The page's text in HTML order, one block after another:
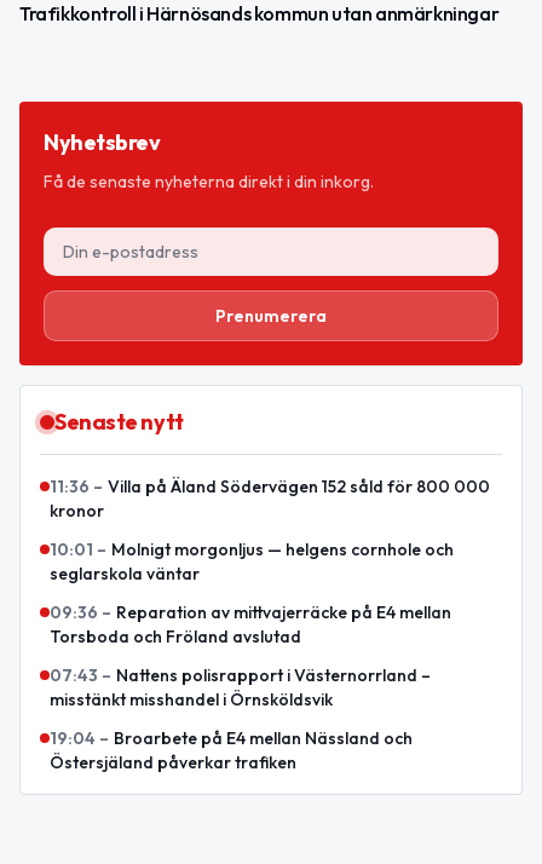
Trafikkontroll i Härnösands kommun utan anmärkningar
Nyhetsbrev
Få de senaste nyheterna direkt i din inkorg.
Prenumerera
Senaste nytt
11:36 – Villa på Äland Södervägen 152 såld för 800 000
kronor
10:01 – Molnigt morgonljus — helgens cornhole och
seglarskola väntar
09:36 – Reparation av mittvajerräcke på E4 mellan
Torsboda och Fröland avslutad
07:43 – Nattens polisrapport i Västernorrland –
misstänkt misshandel i Örnsköldsvik
19:04 – Broarbete på E4 mellan Nässland och
Östersjäland påverkar trafiken